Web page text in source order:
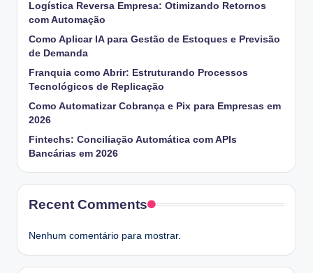
Logística Reversa Empresa: Otimizando Retornos
com Automação
Como Aplicar IA para Gestão de Estoques e Previsão
de Demanda
Franquia como Abrir: Estruturando Processos
Tecnológicos de Replicação
Como Automatizar Cobrança e Pix para Empresas em
2026
Fintechs: Conciliação Automática com APIs
Bancárias em 2026
Recent Comments
Nenhum comentário para mostrar.